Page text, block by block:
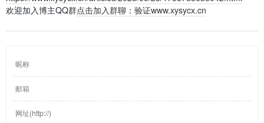
欢迎加入博主QQ群点击加入群聊：验证www.xysycx.cn